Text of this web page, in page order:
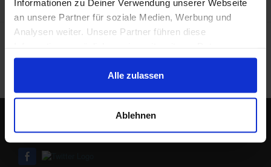
Informationen zu Deiner Verwendung unserer Webseite
an unsere Partner für soziale Medien, Werbung und
Analysen weiter. Unsere Partner führen diese
zusammen, die Du ihnen bereitgestellt hast oder die sie
im Rahmen Deiner Nutzung der Dienste gesammelt
haben.
Alle zulassen
Ablehnen
51103 Köln
Preisangaben in Euro inkl. Mwst., pro Stück wo nicht anders
Änderungen vorbehalten. Abbildungen ähnlich. Zwischenzeitliche
Änderungen der Preise und Verfügbarkeiten sind möglich.
Onlinepreise können von lokalen Preisen abweichen.
Lokale Angebote in Deiner Nähe